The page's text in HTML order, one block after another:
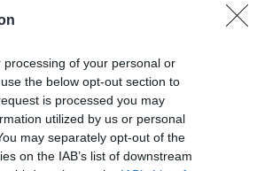
of your personal or
the below opt-out section to
is processed you may
utilized by us or personal
may separately opt-out of the
on the IAB’s list of downstream
θα κάνετε το τέλειο
Θρήνος στην Εύβοια:
Έφυγε από τη ζωή ο
37χρονος που είχε
τροχαίο με
αγριογούρουνο